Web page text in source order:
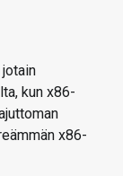
kun x86-
x86-